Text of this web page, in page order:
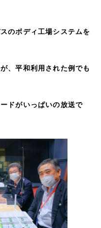
のボディ工場システムを
、平和利用された例でも
ドがいっぱいの放送で